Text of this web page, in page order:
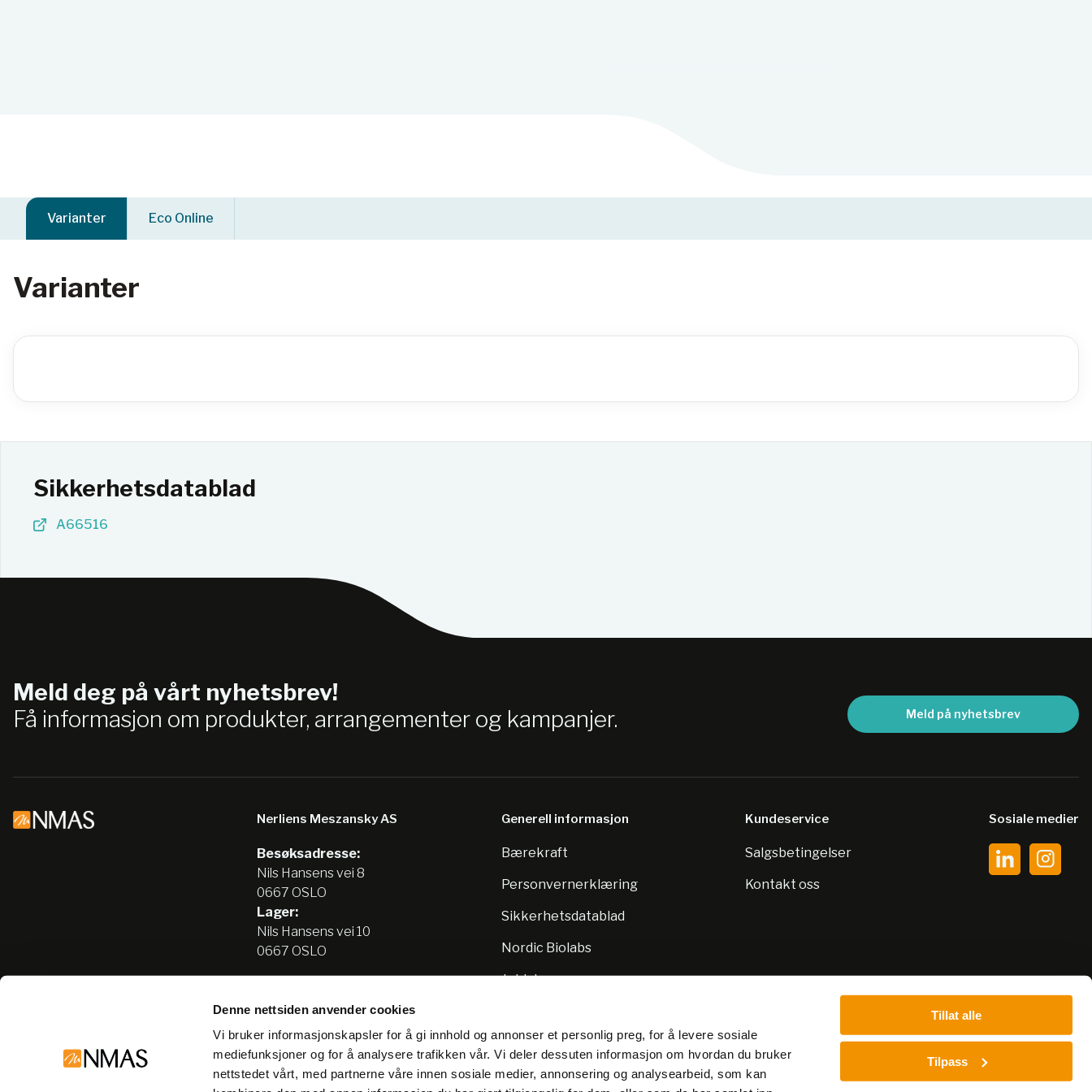
Denne nettsiden anvender cookies
Vi bruker informasjonskapsler for å gi innhold og annonser et personlig preg, for å levere sosiale
mediefunksjoner og for å analysere trafikken vår. Vi deler dessuten informasjon om hvordan du bruker
nettstedet vårt, med partnerne våre innen sosiale medier, annonsering og analysearbeid, som kan
Tillat alle
Tilpass
Varianter Eco Online
Varianter
Sikkerhetsdatablad
A66516
Meld deg på vårt nyhetsbrev!
Få informasjon om produkter, arrangementer og kampanjer.
Meld på nyhetsbrev
Nerliens Meszansky AS
Besøksadresse:
Nils Hansens vei 8
0667 OSLO
Lager:
Nils Hansens vei 10
0667 OSLO
info@nmas.no
Generell informasjon
Bærekraft
Personvernerklæring
Sikkerhetsdatablad
Nordic Biolabs
Jobb hos oss
Kundeservice
Salgsbetingelser
Kontakt oss
Sosiale medier